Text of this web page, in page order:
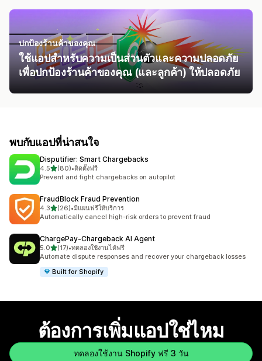
ปกป้องร้านค้าของคุณ
ใช้แอปสำหรับความเป็นส่วนตัวและความปลอดภัย
เพื่อปกป้องร้านค้าของคุณ (และลูกค้า) ให้ปลอดภัย
พบกับแอปที่น่าสนใจ
Disputifier: Smart Chargebacks
4.5เต็ม 5 ดาว
(80)
ทั้งหมด 80 รีวิว
•ติดตั้งฟรี
Prevent and fight chargebacks on autopilot
FraudBlock Fraud Prevention
4.3เต็ม 5 ดาว
(26)
ทั้งหมด 26 รีวิว
•มีแผนฟรีให้บริการ
Automatically cancel high-risk orders to prevent fraud
ChargePay‑Chargeback AI Agent
5.0เต็ม 5 ดาว
(17)
ทั้งหมด 17 รีวิว
•ทดลองใช้งานได้ฟรี
Automate dispute responses and recover your chargeback losses
Built for Shopify
ต้องการเพิ่มแอปใช่ไหม
ทดลองใช้งาน Shopify ฟรี 3 วัน